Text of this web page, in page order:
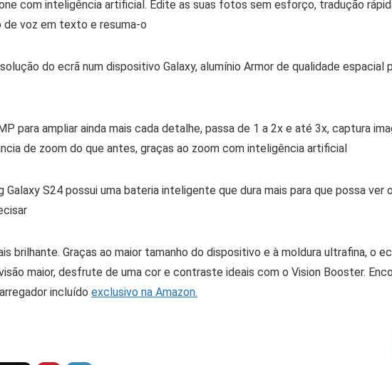
com inteligência artificial. Edite as suas fotos sem esforço, tradução
de voz em texto e resuma-o
do ecrã num dispositivo Galaxy, alumínio Armor de qualidade espacial
para ampliar ainda mais cada detalhe, passa de 1 a 2x e até 3x, captura
de zoom do que antes, graças ao zoom com inteligência artificial
Galaxy S24 possui uma bateria inteligente que dura mais para que possa ver
brilhante. Graças ao maior tamanho do dispositivo e à moldura ultrafina, o
maior, desfrute de uma cor e contraste ideais com o Vision Booster.
incluído exclusivo na Amazon.